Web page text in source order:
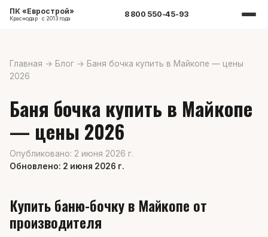
ПК «Еврострой»
Краснодар · с 2013 года 8 800 550-45-93
Главная → Блог → Баня бочка купить в Майкопе — цены
2026
Баня бочка купить в Майкопе
— цены 2026
Опубликовано: 2 июня 2026 г.
Обновлено: 2 июня 2026 г.
Купить баню-бочку в Майкопе от
производителя